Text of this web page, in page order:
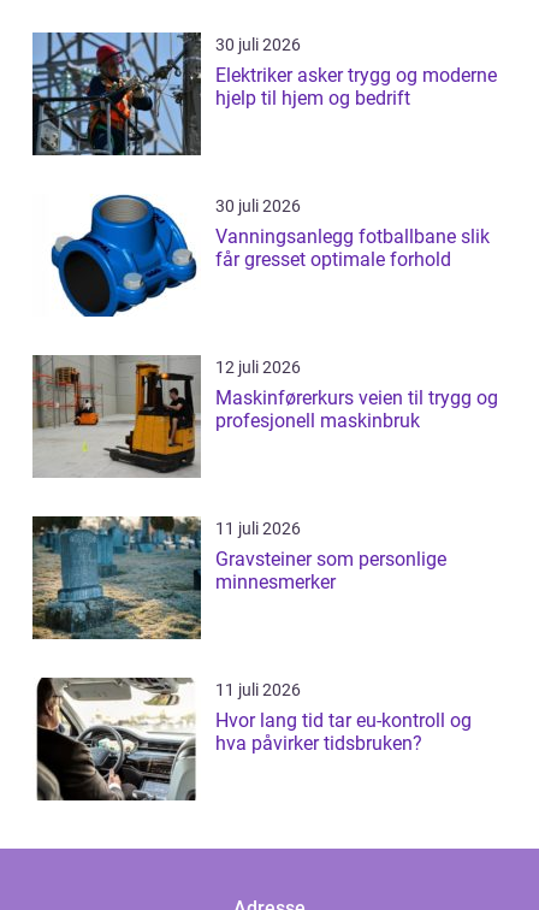
30 juli 2026
Elektriker asker trygg og moderne
hjelp til hjem og bedrift
30 juli 2026
Vanningsanlegg fotballbane slik
får gresset optimale forhold
12 juli 2026
Maskinførerkurs veien til trygg og
profesjonell maskinbruk
11 juli 2026
Gravsteiner som personlige
minnesmerker
11 juli 2026
Hvor lang tid tar eu-kontroll og
hva påvirker tidsbruken?